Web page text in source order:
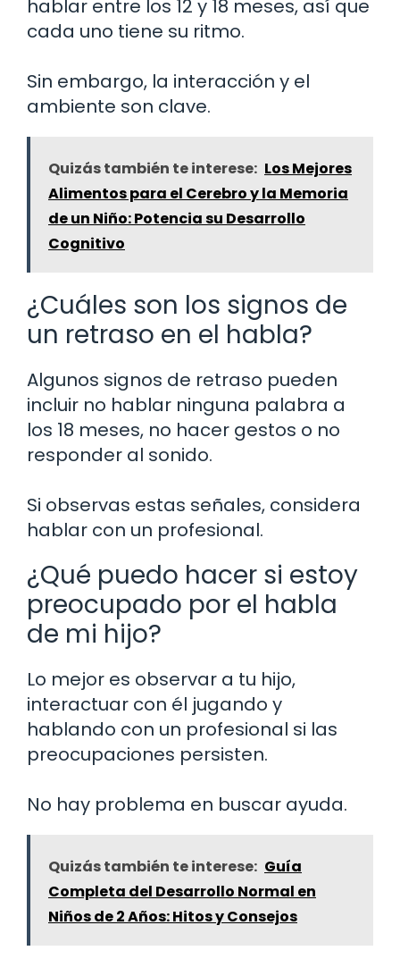
hablar entre los 12 y 18 meses, así que
cada uno tiene su ritmo.
Sin embargo, la interacción y el
ambiente son clave.
Quizás también te interese: Los Mejores
Alimentos para el Cerebro y la Memoria
de un Niño: Potencia su Desarrollo
Cognitivo
¿Cuáles son los signos de
un retraso en el habla?
Algunos signos de retraso pueden
incluir no hablar ninguna palabra a
los 18 meses, no hacer gestos o no
responder al sonido.
Si observas estas señales, considera
hablar con un profesional.
¿Qué puedo hacer si estoy
preocupado por el habla
de mi hijo?
Lo mejor es observar a tu hijo,
interactuar con él jugando y
hablando con un profesional si las
preocupaciones persisten.
No hay problema en buscar ayuda.
Quizás también te interese: Guía
Completa del Desarrollo Normal en
Niños de 2 Años: Hitos y Consejos